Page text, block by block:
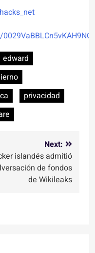
edward
privacidad
Next:
islandés admitió
de fondos
de Wikileaks